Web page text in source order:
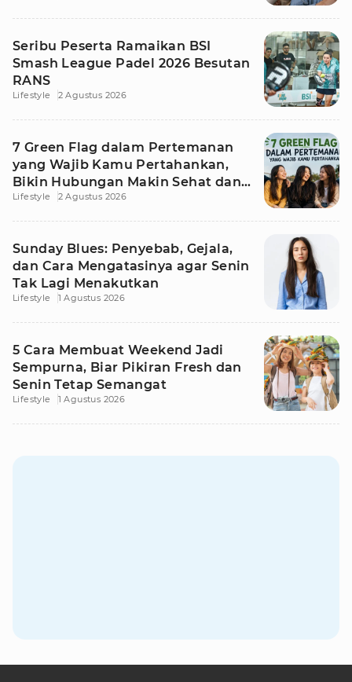
Seribu Peserta Ramaikan BSI
Smash League Padel 2026 Besutan
RANS
Lifestyle 2 Agustus 2026
7 Green Flag dalam Pertemanan
yang Wajib Kamu Pertahankan,
Bikin Hubungan Makin Sehat dan
Awet
Lifestyle 2 Agustus 2026
Sunday Blues: Penyebab, Gejala,
dan Cara Mengatasinya agar Senin
Tak Lagi Menakutkan
Lifestyle 1 Agustus 2026
5 Cara Membuat Weekend Jadi
Sempurna, Biar Pikiran Fresh dan
Senin Tetap Semangat
Lifestyle 1 Agustus 2026